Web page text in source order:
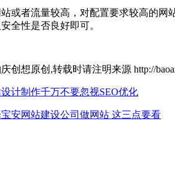
或者流量较高，对配置要求较高的
全性是否良好即可。
创想原创,转载时请注明来源 http://
计制作千万不要忽视SEO优化
安网站建设公司做网站 这三点要看